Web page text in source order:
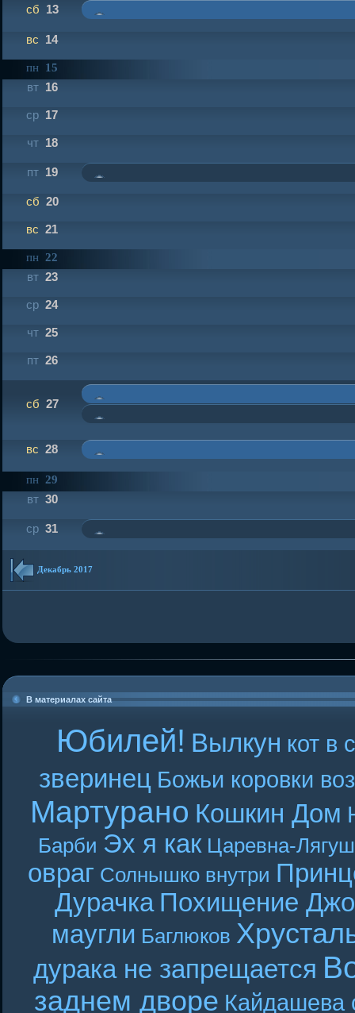
сб 13
вс 14
пн 15
вт 16
ср 17
чт 18
пт 19
сб 20
вс 21
пн 22
вт 23
ср 24
чт 25
пт 26
сб 27
вс 28
пн 29
вт 30
ср 31
Декабрь 2017
В материалах сайта
Юбилей! Вылкун кот в
зверинец Божьи коровки
Мартурано Кошкин Дом
Барби Эх я как Царевна-
овраг Солнышко внутри
Дурачка Похищение
маугли Баглюков
дурака не запрещается
заднем дворе Кайдашева